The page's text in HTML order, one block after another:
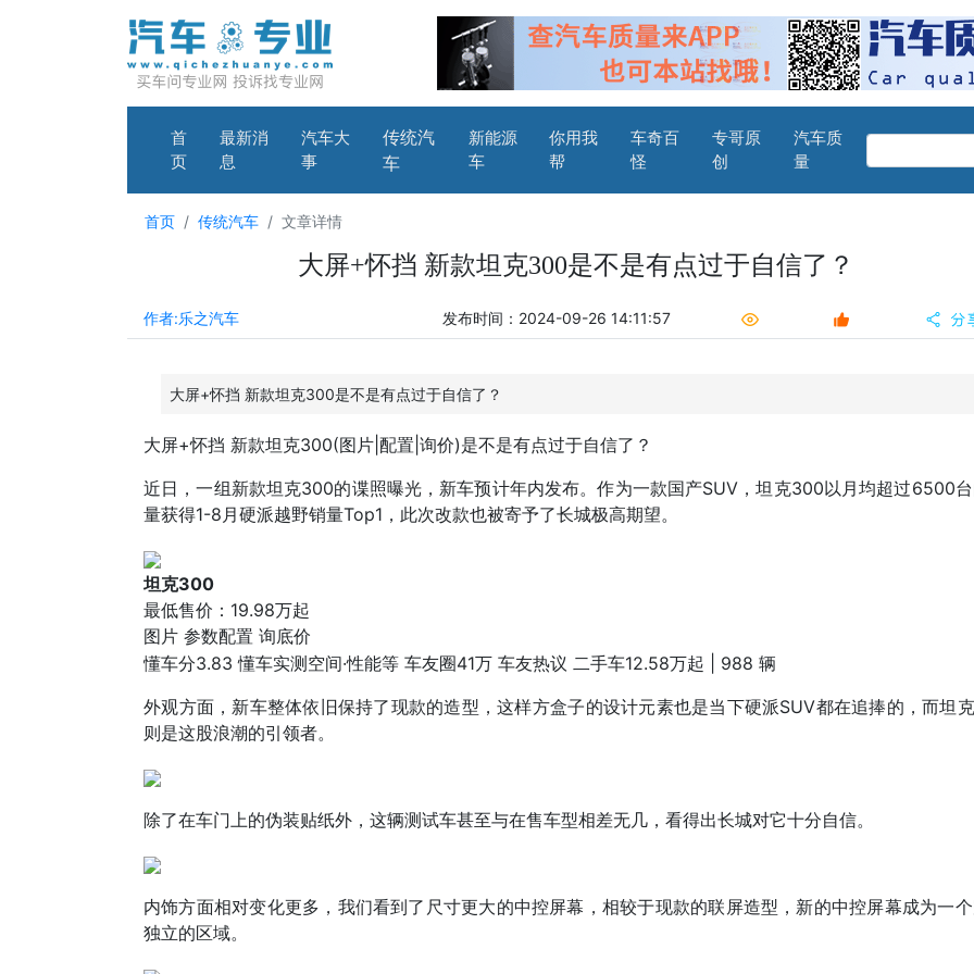
首
页
最新消
息
汽车大
事
传统汽
车
新能源
车
你用我
帮
车奇百
怪
专哥原
创
汽车质
量
首页 传统汽车 文章详情
大屏+怀挡 新款坦克300是不是有点过于自信了？
作者:乐之汽车 发布时间：2024-09-26 14:11:57
大屏+怀挡 新款坦克300是不是有点过于自信了？
大屏+怀挡 新款坦克300(图片 配置 询价)是不是有点过于自信了？
近日，一组新款坦克300的谍照曝光，新车预计年内发布。作为一款国产SUV，坦克300以月均超过6500
量获得1-8月硬派越野销量Top1，此次改款也被寄予了长城极高期望。
坦克300
最低售价： 19.98万起
图片 参数配置 询底价
懂车分3.83 懂车实测 空间·性能等 车友圈41万 车友热议 二手车12.58万起 | 988 辆
外观方面，新车整体依旧保持了现款的造型，这样方盒子的设计元素也是当下硬派SUV都在追捧的，而坦
则是这股浪潮的引领者。
除了在车门上的伪装贴纸外，这辆测试车甚至与在售车型相差无几，看得出长城对它十分自信。
内饰方面相对变化更多，我们看到了尺寸更大的中控屏幕，相较于现款的联屏造型，新的中控屏幕成为一
独立的区域。